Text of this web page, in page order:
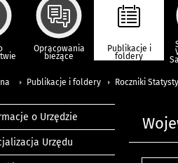
Opracowania
bieżące
Publikacje i
foldery
Publikacje i foldery Roczniki
o Urzędzie
Urzędu